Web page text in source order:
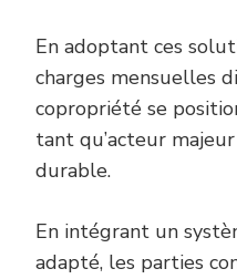
En adoptant ces
charges mensuelles
copropriété se
tant qu’acteur
durable.
En intégrant un
adapté, les parties